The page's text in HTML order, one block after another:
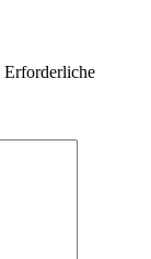
Erforderliche